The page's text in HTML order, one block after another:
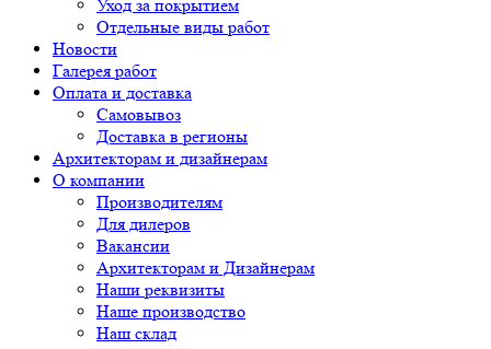
Уход за покрытием
Отдельные виды работ
Новости
Галерея работ
Оплата и доставка
Самовывоз
Доставка в регионы
Архитекторам и дизайнерам
О компании
Производителям
Для дилеров
Вакансии
Архитекторам и Дизайнерам
Наши реквизиты
Наше производство
Наш склад